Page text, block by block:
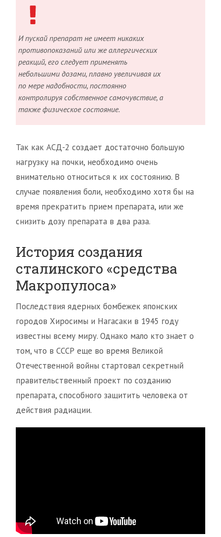
И пускай препарат не имеет никаких
противопоказаний или же аллергических
реакций, его следует применять
небольшими дозами, плавно увеличивая их
по мере надобности, постоянно
контролируя собственное самочувствие, а
также физическое состояние.
Так как АСД-2 создает достаточно большую
нагрузку на почки, необходимо очень
внимательно относиться к их состоянию. В
случае появления боли, необходимо хотя бы на
время прекратить прием препарата, или же
снизить дозу препарата в два раза.
История создания
сталинского «средства
Макропулоса»
Последствия ядерных бомбежек японских
городов Хиросимы и Нагасаки в 1945 году
известны всему миру. Однако мало кто знает о
том, что в СССР еще во время Великой
Отечественной войны стартовал секретный
правительственный проект по созданию
препарата, способного защитить человека от
действия радиации.